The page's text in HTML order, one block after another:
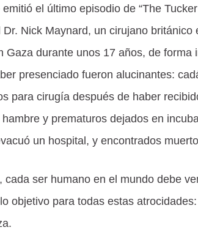
el último episodio de “The
Dr. Nick Maynard, un cirujano
Gaza durante unos 17 años, de forma
presenciado fueron alucinantes:
para cirugía después de haber
y prematuros dejados en
un hospital, y encontrados
cada ser humano en el mundo debe
objetivo para todas estas